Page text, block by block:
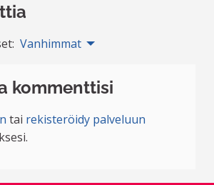
Vanhimmat
kommenttisi
tai rekisteröidy palveluun